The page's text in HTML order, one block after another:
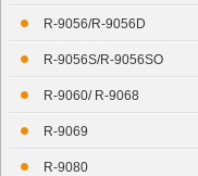
R-9056/R-9056D
R-9056S/R-9056SO
R-9060/ R-9068
R-9069
R-9080